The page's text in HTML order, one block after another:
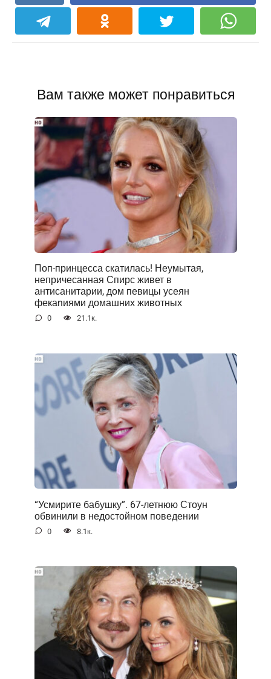
Вам также может понравиться
Поп-принцесса скатилась! Неумытая,
непричесанная Спирс живет в
антисанитарии, дом певицы усеян
фекаnиями домашних животных
0 21.1к.
“Усмирите бабушку”. 67-летнюю Стоун
обвинили в недостойном поведении
0 8.1к.